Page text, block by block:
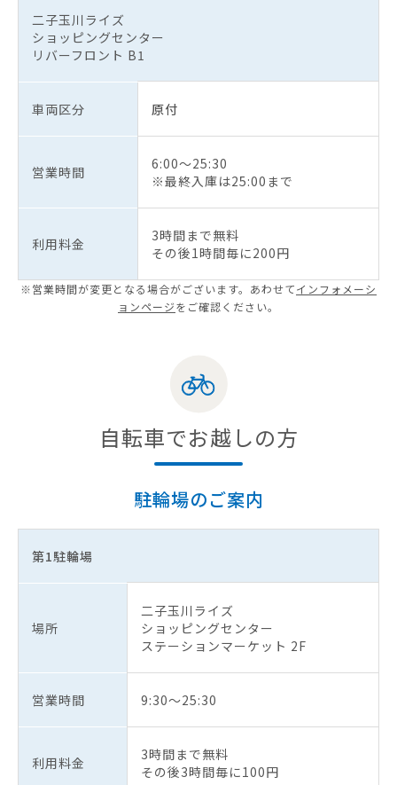
二子玉川ライズ
ショッピングセンター
リバーフロント B1
車両区分 原付
営業時間
6:00～25:30
※最終入庫は25:00まで
利用料金
3時間まで無料
その後1時間毎に200円
※営業時間が変更となる場合がございます。あわせてインフォメーシ
ョンページをご確認ください。
自転車でお越しの方
駐輪場のご案内
第1駐輪場
場所
二子玉川ライズ
ショッピングセンター
ステーションマーケット 2F
営業時間 9:30～25:30
利用料金
3時間まで無料
その後3時間毎に100円